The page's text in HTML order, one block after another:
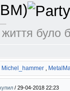
життя було
Michel_hammer ,
/ 29-04-2018 22:23